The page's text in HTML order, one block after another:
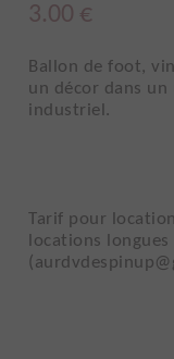
3.00 €
Ballon de foot,
un décor dans
industriel.
Tarif pour
locations